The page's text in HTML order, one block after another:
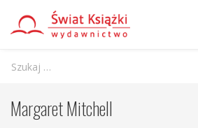
Margaret Mitchell